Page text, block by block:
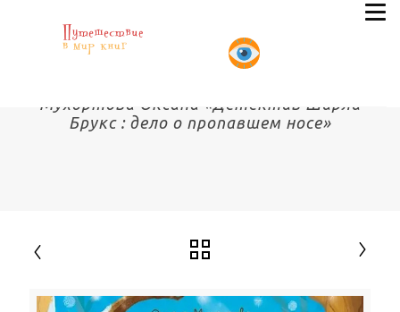
Мухортова Оксана «Детектив Ширли
Брукс : дело о пропавшем носе»